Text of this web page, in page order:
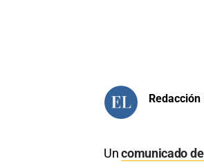
Redacción
Uncomunicado